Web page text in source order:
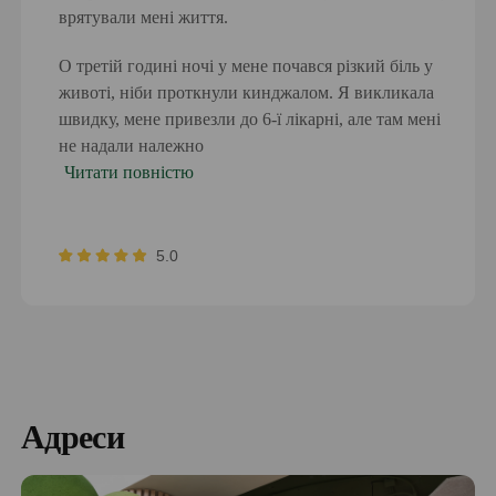
медичного центру варто прийняти душ, зняти
волосся на грудях.
Процедура складається з двох етапів.
1. Встановлення і налаштування апарата.
2. Зняття пристрою.
фіксує час:
врятували мені життя.
О третій годині ночі у мене почався різкий біль у
животі, ніби проткнули кинджалом. Я викликала
швидку, мене привезли до 6-ї лікарні, але там мені
не надали належно
Читати повністю
5.0
Адреси